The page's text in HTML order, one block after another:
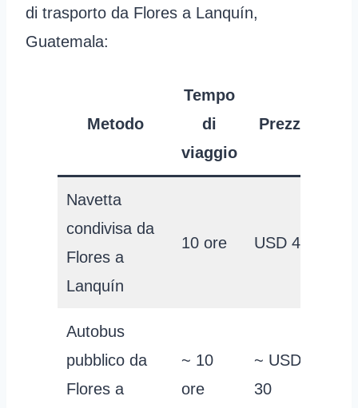
di trasporto da Flores a Lanquín,
Guatemala:
Metodo
Tempo
di
viaggio
Prezzo
Navetta
condivisa da
Flores a
Lanquín
10 ore USD 44
Autobus
pubblico da
Flores a
~ 10
ore
~ USD
30